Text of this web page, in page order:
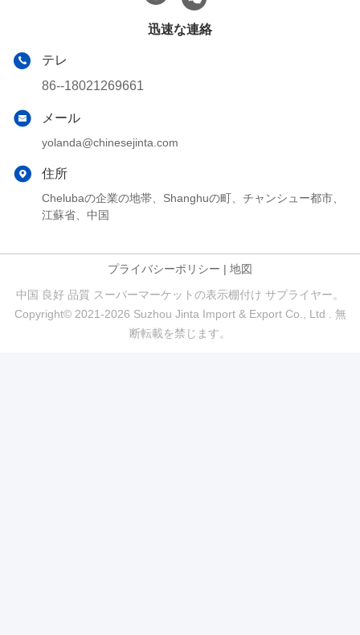
迅速な連絡
テレ
86--18021269661
メール
yolanda@chinesejinta.com
住所
Chelubaの企業の地帯、Shanghuの町、チャンシュー都市、
江蘇省、中国
プライバシーポリシー | 地図
中国 良好 品質 スーパーマーケットの表示棚付け サプライヤー。
Copyright© 2021-2026 Suzhou Jinta Import & Export Co., Ltd . 無
断転載を禁じます。